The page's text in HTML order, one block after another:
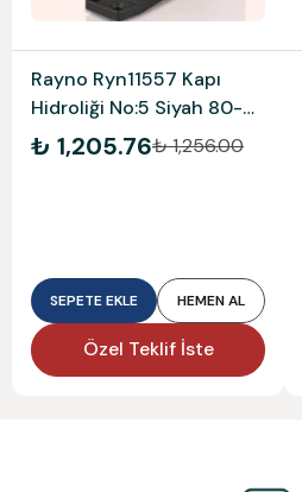
Rayno Ryn11557 Kapı
Hidroliği No:5 Siyah 80-
120 Kg
₺ 1,205.76₺ 1,256.00
SEPETE EKLE HEMEN AL
Özel Teklif İste